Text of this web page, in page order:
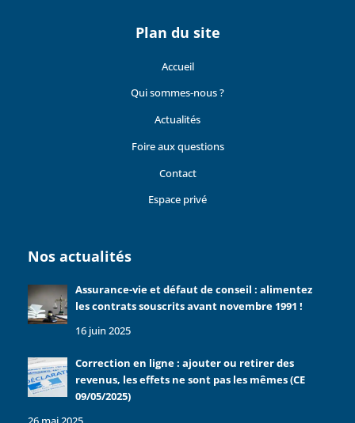
Plan du site
Accueil
Qui sommes-nous ?
Actualités
Foire aux questions
Contact
Espace privé
Nos actualités
Assurance-vie et défaut de conseil : alimentez
les contrats souscrits avant novembre 1991 !
16 juin 2025
Correction en ligne : ajouter ou retirer des
revenus, les effets ne sont pas les mêmes (CE
09/05/2025)